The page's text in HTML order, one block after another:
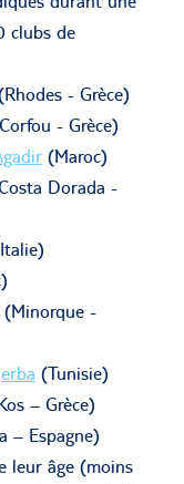
clubs de
- Grèce)
- Grèce)
(Maroc)
Dorada -
(Minorque -
(Tunisie)
– Grèce)
– Espagne)
leur âge (moins